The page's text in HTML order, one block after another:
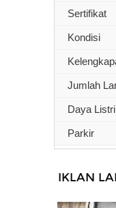
Sertifikat
Kondisi
Jumlah
Daya
Parkir
IKLAN